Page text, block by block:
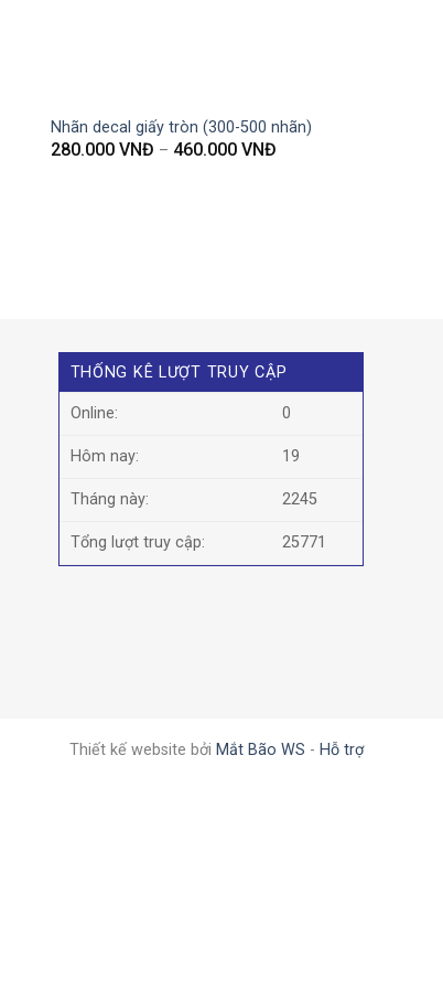
Nhãn decal giấy tròn (300-500 nhãn)
280.000 VNĐ – 460.000 VNĐ
THỐNG KÊ LƯỢT TRUY CẬP
Online: 0
Hôm nay: 19
Tháng này: 2245
Tổng lượt truy cập: 25771
Thiết kế website bởi Mắt Bão WS - Hỗ trợ